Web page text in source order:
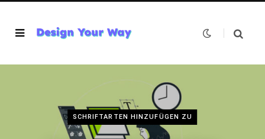
SCHRIFTARTEN HINZUFÜGEN ZU